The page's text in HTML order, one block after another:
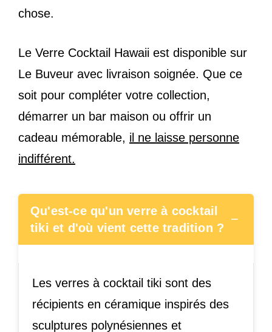
chose.
Le Verre Cocktail Hawaii est disponible sur
Le Buveur avec livraison soignée. Que ce
soit pour compléter votre collection,
démarrer un bar maison ou offrir un
cadeau mémorable, il ne laisse personne
indifférent.
Qu'est-ce qu'un verre à cocktail
tiki et d'où vient cette tradition ?
−
Les verres à cocktail tiki sont des
récipients en céramique inspirés des
sculptures polynésiennes et